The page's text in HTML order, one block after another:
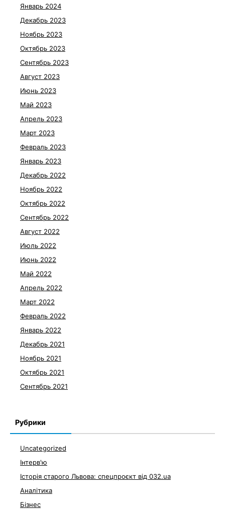
Январь 2024
Декабрь 2023
Ноябрь 2023
Октябрь 2023
Сентябрь 2023
Август 2023
Июнь 2023
Май 2023
Апрель 2023
Март 2023
Февраль 2023
Январь 2023
Декабрь 2022
Ноябрь 2022
Октябрь 2022
Сентябрь 2022
Август 2022
Июль 2022
Июнь 2022
Май 2022
Апрель 2022
Март 2022
Февраль 2022
Январь 2022
Декабрь 2021
Ноябрь 2021
Октябрь 2021
Сентябрь 2021
Рубрики
Uncategorized
Інтерв'ю
Історія старого Львова: спецпроєкт від 032.ua
Аналітика
Бізнес